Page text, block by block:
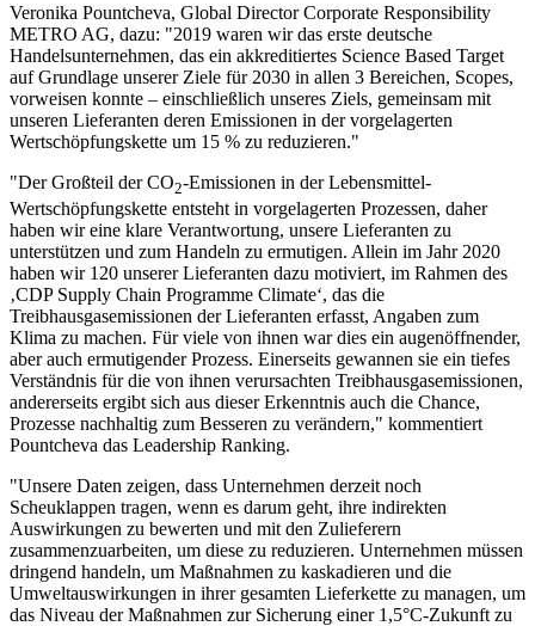
Veronika Pountcheva, Global Director Corporate Responsibility
METRO AG, dazu: "2019 waren wir das erste deutsche
Handelsunternehmen, das ein akkreditiertes Science Based Target
auf Grundlage unserer Ziele für 2030 in allen 3 Bereichen, Scopes,
vorweisen konnte – einschließlich unseres Ziels, gemeinsam mit
unseren Lieferanten deren Emissionen in der vorgelagerten
Wertschöpfungskette um 15 % zu reduzieren."
"Der Großteil der CO2-Emissionen in der Lebensmittel-
Wertschöpfungskette entsteht in vorgelagerten Prozessen, daher
haben wir eine klare Verantwortung, unsere Lieferanten zu
unterstützen und zum Handeln zu ermutigen. Allein im Jahr 2020
haben wir 120 unserer Lieferanten dazu motiviert, im Rahmen des
‚CDP Supply Chain Programme Climate‘, das die
Treibhausgasemissionen der Lieferanten erfasst, Angaben zum
Klima zu machen. Für viele von ihnen war dies ein augenöffnender,
aber auch ermutigender Prozess. Einerseits gewannen sie ein tiefes
Verständnis für die von ihnen verursachten Treibhausgasemissionen,
andererseits ergibt sich aus dieser Erkenntnis auch die Chance,
Prozesse nachhaltig zum Besseren zu verändern," kommentiert
Pountcheva das Leadership Ranking.
"Unsere Daten zeigen, dass Unternehmen derzeit noch
Scheuklappen tragen, wenn es darum geht, ihre indirekten
Auswirkungen zu bewerten und mit den Zulieferern
zusammenzuarbeiten, um diese zu reduzieren. Unternehmen müssen
dringend handeln, um Maßnahmen zu kaskadieren und die
Umweltauswirkungen in ihrer gesamten Lieferkette zu managen, um
das Niveau der Maßnahmen zur Sicherung einer 1,5°C-Zukunft zu